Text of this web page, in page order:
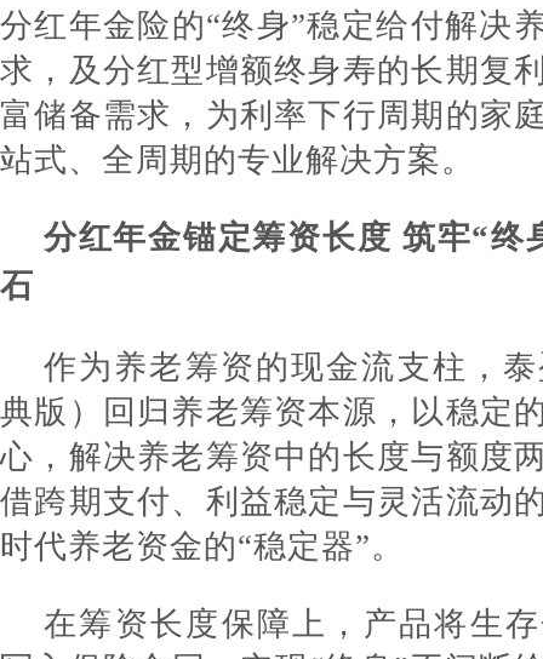
分红年金险的“终身”稳定给付解决
求，及分红型增额终身寿的长期复
富储备需求，为利率下行周期的家
站式、全周期的专业解决方案。
分红年金锚定筹资长度 筑牢“终
石
作为养老筹资的现金流支柱，
典版）回归养老筹资本源，以稳定
心，解决养老筹资中的长度与额度
借跨期支付、利益稳定与灵活流动
时代养老资金的“稳定器”。
在筹资长度保障上，产品将生